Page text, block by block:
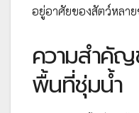
อยู่อาศัยของสัตว์หลา
ความสำคัญ
พื้นที่ชุ่มน้ำ